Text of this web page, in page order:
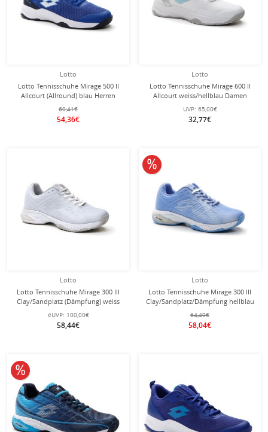
Lotto
Lotto Tennisschuhe Mirage 500 II
Allcourt (Allround) blau Herren
60,41€
54,36€
Lotto
Lotto Tennisschuhe Mirage 600 II
Allcourt weiss/hellblau Damen
UVP: 65,00€
32,77€
Lotto
Lotto Tennisschuhe Mirage 300 III
Clay/Sandplatz (Dämpfung) weiss
Damen
eUVP: 100,00€
58,44€
Lotto
Lotto Tennisschuhe Mirage 300 III
Clay/Sandplatz/Dämpfung hellblau
Damen
64,49€
58,04€
10% reduziert
10% reduziert